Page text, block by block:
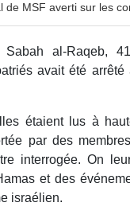
de MSF averti sur les
Sabah al-Raqeb,
avait été
étaient lus à
par des
interrogée. On
et des
israélien.